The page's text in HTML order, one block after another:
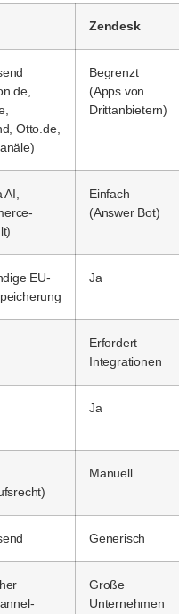
Zendesk
Otto.de,
Begrenzt
(Apps von
Drittanbietern)
AI,
Einfach
(Answer Bot)
EU-
Ja
Erfordert
Integrationen
Ja
Manuell
Generisch
Große
Unternehmen